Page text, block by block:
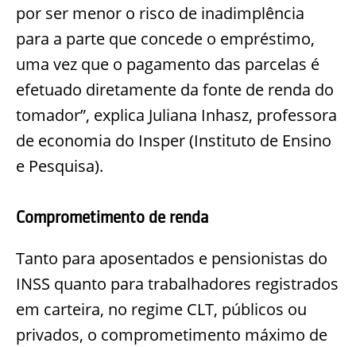
por ser menor o risco de inadimplência
para a parte que concede o empréstimo,
uma vez que o pagamento das parcelas é
efetuado diretamente da fonte de renda do
tomador”, explica Juliana Inhasz, professora
de economia do Insper (Instituto de Ensino
e Pesquisa).
Comprometimento de renda
Tanto para aposentados e pensionistas do
INSS quanto para trabalhadores registrados
em carteira, no regime CLT, públicos ou
privados, o comprometimento máximo de